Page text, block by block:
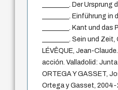
________. Der
________. Einführung
________. Kant und
________. Sein und
LÉVÊQUE, Jean-
acción. Valladolid:
ORTEGA Y GASSET,
Ortega y Gasset, 2004-